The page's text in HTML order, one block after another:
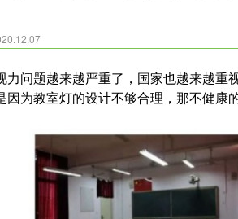
力问题越来越严重了，国家也越来越
因为教室灯的设计不够合理，那不健康